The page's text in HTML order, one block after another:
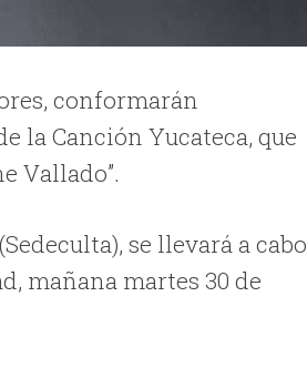
conformarán
la Canción Yucateca, que
Vallado”.
se llevará a cabo
mañana martes 30 de